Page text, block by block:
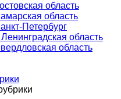
область
область
Петербург
Ленинградская область
область